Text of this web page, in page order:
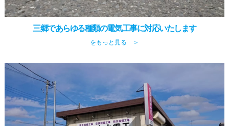
三郷であらゆる種類の電気工事に対応いたします
をもっと見る ＞